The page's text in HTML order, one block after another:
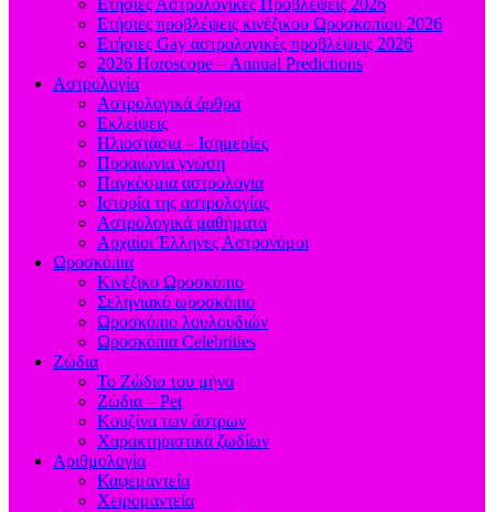
Ετήσιες προβλέψεις κινέζικου Ωροσκοπίου 2026
Ετήσιες Gay αστρολογικές προβλέψεις 2026
2026 Horoscope – Annual Predictions
Αστρολογία
Αστρολογικά άρθρα
Εκλείψεις
Ηλιοστάσια – Ισημερίες
Προαιώνια γνώση
Παγκόσμια αστρολογία
Ιστορία της αστρολογίας
Aστρολογικά μαθήματα
Aρχαίοι Έλληνες Αστρονόμοι
Ωροσκόπια
Κινέζικο Ωροσκόπιο
Σεληνιακό ωροσκόπιο
Ωροσκόπιο λουλουδιών
Ωροσκόπια Celebrities
Ζώδια
Το Ζώδιο του μήνα
Ζώδια – Pet
Κουζίνα των άστρων
Χαρακτηριστικά ζωδίων
Αριθμολογία
Καφεμαντεία
Χειρομαντεία